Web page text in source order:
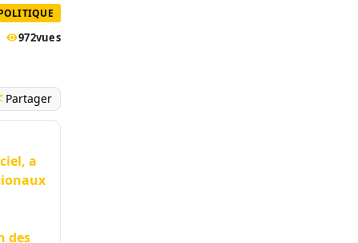
972vues
Partager
a
des